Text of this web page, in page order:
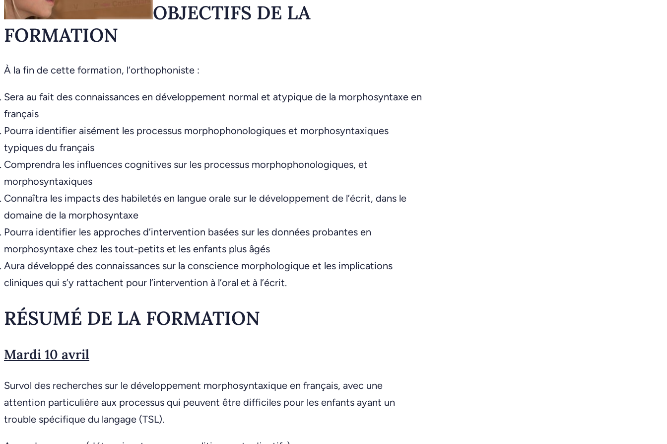
OBJECTIFS DE LA
FORMATION
À la fin de cette formation, l’orthophoniste :
Sera au fait des connaissances en développement normal et atypique de la morphosyntaxe en
français
Pourra identifier aisément les processus morphophonologiques et morphosyntaxiques
typiques du français
Comprendra les influences cognitives sur les processus morphophonologiques, et
morphosyntaxiques
Connaîtra les impacts des habiletés en langue orale sur le développement de l’écrit, dans le
domaine de la morphosyntaxe
Pourra identifier les approches d’intervention basées sur les données probantes en
morphosyntaxe chez les tout-petits et les enfants plus âgés
Aura développé des connaissances sur la conscience morphologique et les implications
cliniques qui s’y rattachent pour l’intervention à l’oral et à l’écrit.
RÉSUMÉ DE LA FORMATION
Mardi 10 avril
Survol des recherches sur le développement morphosyntaxique en français, avec une
attention particulière aux processus qui peuvent être difficiles pour les enfants ayant un
trouble spécifique du langage (TSL).